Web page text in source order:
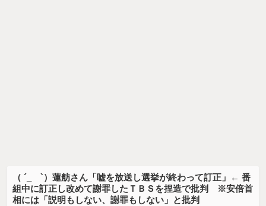
（ ´_ゝ`）蓮舫さん「嘘を放送し選挙が終わって訂正」← 番
組中に訂正し改めて謝罪したＴＢＳを捏造で批判 ※安倍首
相には「説明もしない、謝罪もしない」と批判